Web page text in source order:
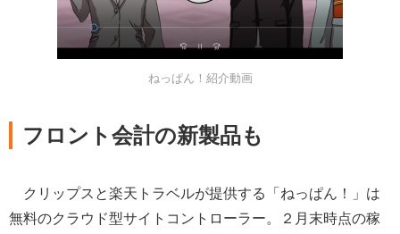
ねっぱん！紹介動画
フロント会計の新製品も
クリップスと楽天トラベルが提供する「ねっぱん！」は
無料のクラウド型サイトコントローラー。２月末時点の稼